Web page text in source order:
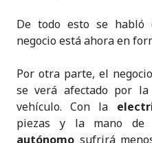
De todo esto se habló
negocio está ahora en
Por otra parte, el
se verá afectado por la
vehículo. Con la
piezas y la mano de
autónomo sufrirá